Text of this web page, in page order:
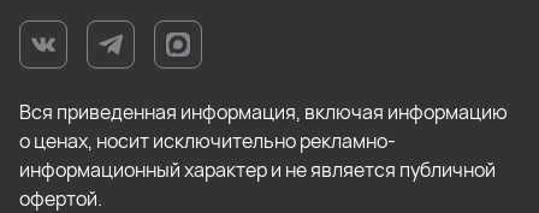
Вся приведенная информация, включая информацию
о ценах, носит исключительно рекламно-
информационный характер и не является публичной
офертой.